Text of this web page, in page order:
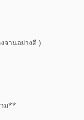
จานอย่างดี )
ม**